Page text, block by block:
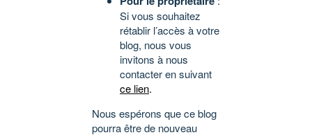
Si vous souhaitez
rétablir l’accès à votre
blog, nous vous
invitons à nous
contacter en suivant
ce lien.
Nous espérons que ce blog
pourra être de nouveau